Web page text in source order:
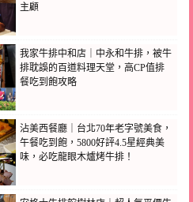
主顧
我家牛排中和店｜中永和牛排，被牛
排耽誤的百道料理天堂，高CP值排
餐吃到飽攻略
沾美西餐廳｜台北70年老字號美食，
午餐吃到飽，5800好評4.5星經典美
味，必吃龍眼木爐烤牛排！